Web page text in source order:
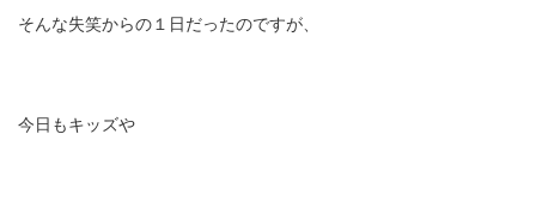
そんな失笑からの１日だったのですが、
今日もキッズや